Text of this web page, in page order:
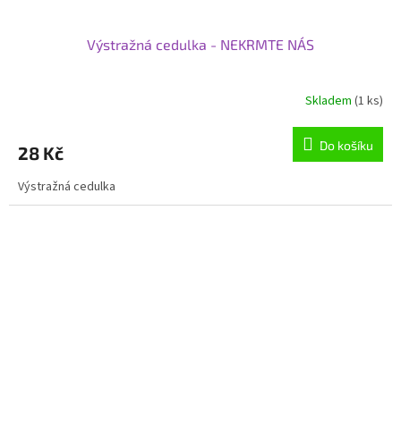
Výstražná cedulka - NEKRMTE NÁS
Skladem (1 ks)
28 Kč Do košíku
Výstražná cedulka